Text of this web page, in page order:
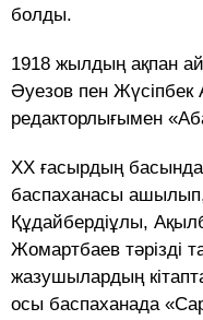
болды.
1918 жылдың ақпан
Әуезов пен
редакторлығымен
XX ғасырдың
баспаханасы
Құдайбердіұлы,
Жомартбаев тәрізді
жазушылардың
осы баспаханада